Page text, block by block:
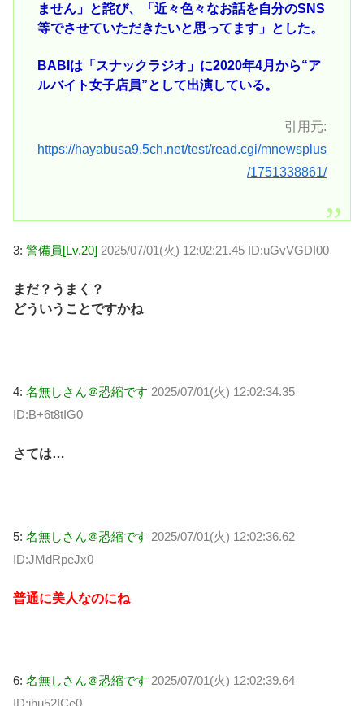
ません」と詫び、「近々色々なお話を自分のSNS
等でさせていただきたいと思ってます」とした。
BABIは「スナックラジオ」に2020年4月から“ア
ルバイト女子店員”として出演している。
引用元:
https://hayabusa9.5ch.net/test/read.cgi/mnewsplus
/1751338861/
3: 警備員[Lv.20] 2025/07/01(火) 12:02:21.45 ID:uGvVGDI00
まだ？うまく？
どういうことですかね
4: 名無しさん＠恐縮です 2025/07/01(火) 12:02:34.35
ID:B+6t8tIG0
さては…
5: 名無しさん＠恐縮です 2025/07/01(火) 12:02:36.62
ID:JMdRpeJx0
普通に美人なのにね
6: 名無しさん＠恐縮です 2025/07/01(火) 12:02:39.64